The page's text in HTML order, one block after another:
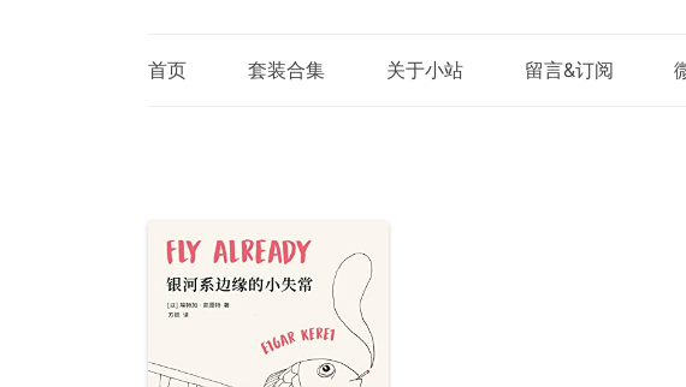
首页 套装合集 关于小站 留言&订阅